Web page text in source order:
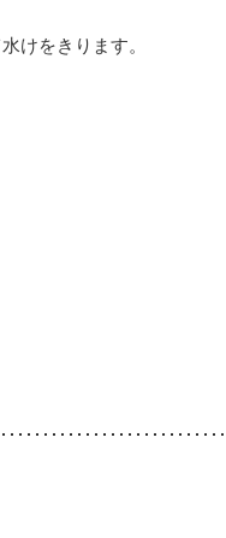
けをきります。